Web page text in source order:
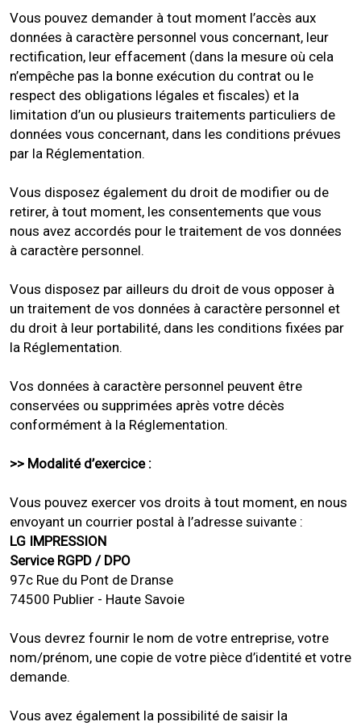
Vous pouvez demander à tout moment l’accès aux
données à caractère personnel vous concernant, leur
rectification, leur effacement (dans la mesure où cela
n’empêche pas la bonne exécution du contrat ou le
respect des obligations légales et fiscales) et la
limitation d’un ou plusieurs traitements particuliers de
données vous concernant, dans les conditions prévues
par la Réglementation.
Vous disposez également du droit de modifier ou de
retirer, à tout moment, les consentements que vous
nous avez accordés pour le traitement de vos données
à caractère personnel.
Vous disposez par ailleurs du droit de vous opposer à
un traitement de vos données à caractère personnel et
du droit à leur portabilité, dans les conditions fixées par
la Réglementation.
Vos données à caractère personnel peuvent être
conservées ou supprimées après votre décès
conformément à la Réglementation.
>> Modalité d’exercice :
Vous pouvez exercer vos droits à tout moment, en nous
envoyant un courrier postal à l’adresse suivante :
LG IMPRESSION
Service RGPD / DPO
97c Rue du Pont de Dranse
74500 Publier - Haute Savoie
Vous devrez fournir le nom de votre entreprise, votre
nom/prénom, une copie de votre pièce d’identité et votre
demande.
Vous avez également la possibilité de saisir la